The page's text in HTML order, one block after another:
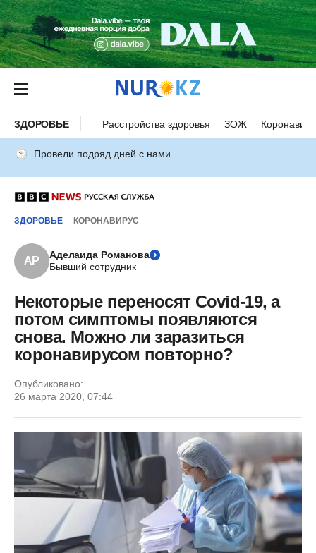
ЗДОРОВЬЕ Расстройства здоровья ЗОЖ
Провели подряд дней с нами
ЗДОРОВЬЕ КОРОНАВИРУС
АР
Аделаида Романова
Бывший сотрудник
Некоторые переносят Covid-19, а
потом симптомы появляются
снова. Можно ли заразиться
коронавирусом повторно?
Опубликовано:
26 марта 2020, 07:44